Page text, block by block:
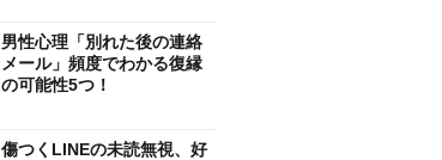
男性心理「別れた後の連絡
メール」頻度でわかる復縁
の可能性5つ！
傷つくLINEの未読無視、好